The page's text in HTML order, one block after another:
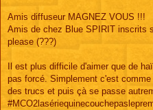
Amis diffuseur MAGNEZ VOUS !!!
Amis de chez Blue SPIRIT inscrits
please (???)
Il est plus difficile d'aimer que de
pas forcé. Simplement c'est
des trucs et puis çà se passe